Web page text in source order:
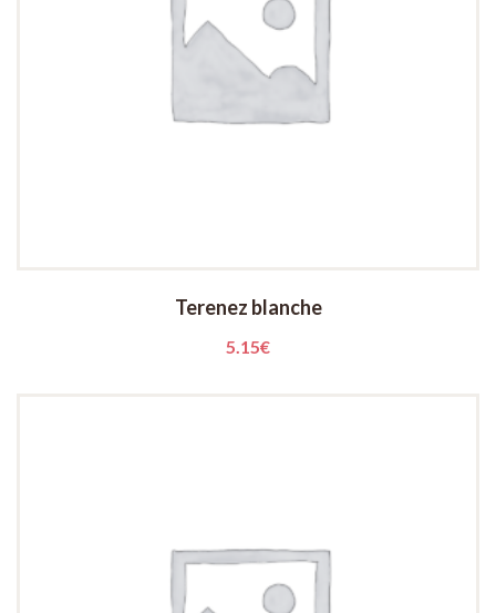
Terenez blanche
5.15€